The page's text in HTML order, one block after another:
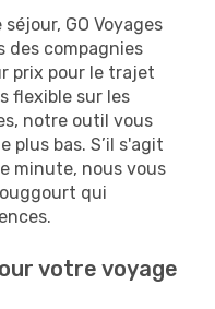
GO Voyages
des compagnies
prix pour le trajet
flexible sur les
notre outil vous
plus bas. S’il s'agit
minute, nous vous
qui
votre voyage